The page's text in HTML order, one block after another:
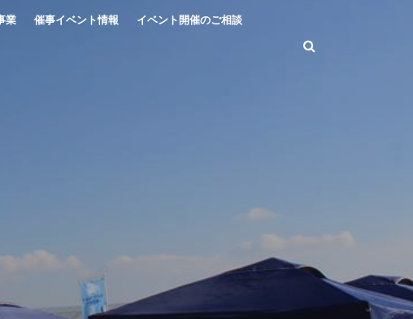
業 催事イベント情報 イベント開催のご相談